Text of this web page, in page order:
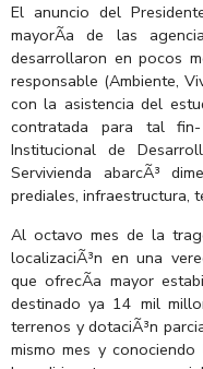
El anuncio del
mayorÃ­a de las
desarrollaron en pocos
responsable (Ambiente,
con la asistencia del
contratada para tal
Institucional de
Servivienda abarcÃ³
prediales, infraestructura,
Al octavo mes de la
localizaciÃ³n en una
que ofrecÃ­a mayor
destinado ya 14 mil
terrenos y dotaciÃ³n
mismo mes y